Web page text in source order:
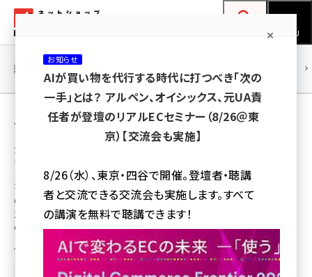
ン
ネットショップ担当者フォーラム
MENU
yahoo (1908)
楽天 (1874)
アスクル (1122)
連載・特集 |
人気コーナー
海外のEC事情・戦略・マーケティング情報
ウォッチ
注目記事：
Google依存からの脱却。AI経由の流入が
138%増、CVRも向上する「AIコマース」時代
のAI活用の3大トレンド
7月23日 8:00
お知らせ
AIが買い物を代行する時代に打つべき「次の
一手」とは？ アルペン、オイシックス、元UA責
任者が登壇のリアルECセミナー（8/26＠東
京）【交流会も実施】
8/26（水）、東京・四谷で開催。登壇者・聴講
者と交流できる交流会も実施します。すべて
の講演を無料で聴講できます！